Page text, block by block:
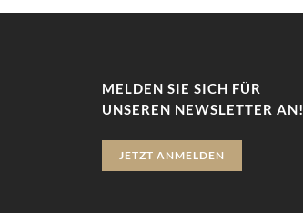
MELDEN SIE SICH FÜR
UNSEREN NEWSLETTER AN!
JETZT ANMELDEN